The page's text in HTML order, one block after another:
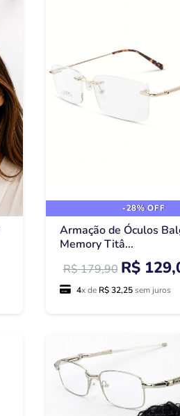
-28% OFF
Armação de Óculos
Memory Titâ...
R$ 179,90 R$
4x de R$ 32,25 sem juros